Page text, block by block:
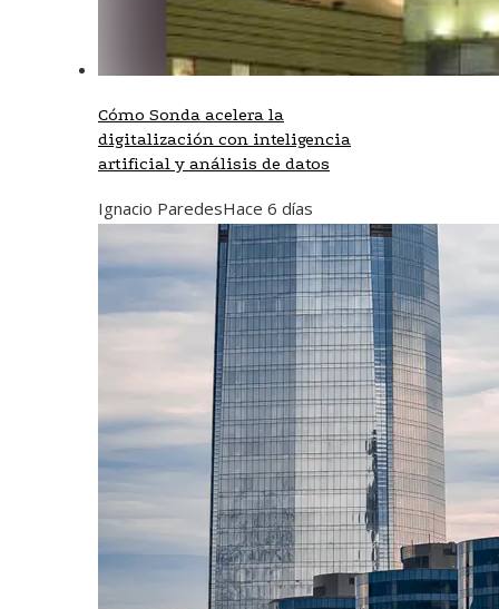
Cómo Sonda acelera la
digitalización con inteligencia
artificial y análisis de datos
Ignacio ParedesHace 6 días